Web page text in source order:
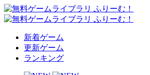
新着ゲーム
更新ゲーム
ランキング